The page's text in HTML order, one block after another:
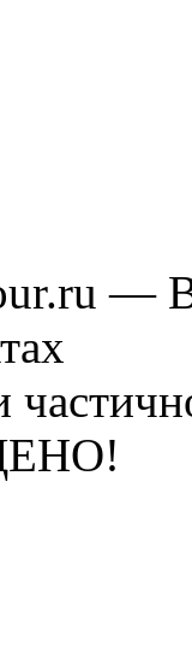
—